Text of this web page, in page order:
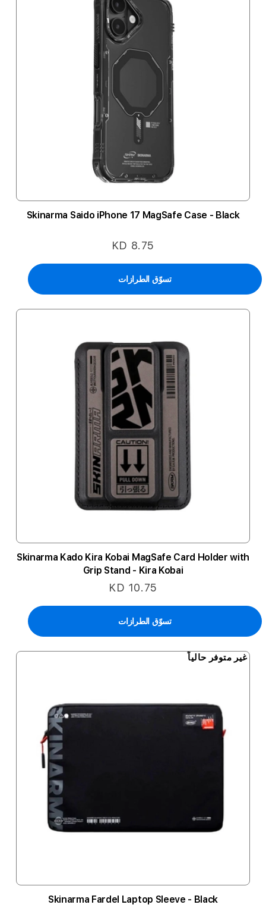
Skinarma Saido iPhone 17 MagSafe Case - Black
KD 8.75
تسوّق الطرازات
Skinarma Kado Kira Kobai MagSafe Card Holder with
Grip Stand - Kira Kobai
KD 10.75
تسوّق الطرازات
غير متوفر حالياً
Skinarma Fardel Laptop Sleeve - Black